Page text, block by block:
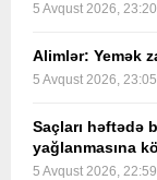
5 Avqust 2026, 23:20
Alimlər: Yemək
5 Avqust 2026, 23:05
Saçları həftədə
yağlanmasına
5 Avqust 2026, 22:59